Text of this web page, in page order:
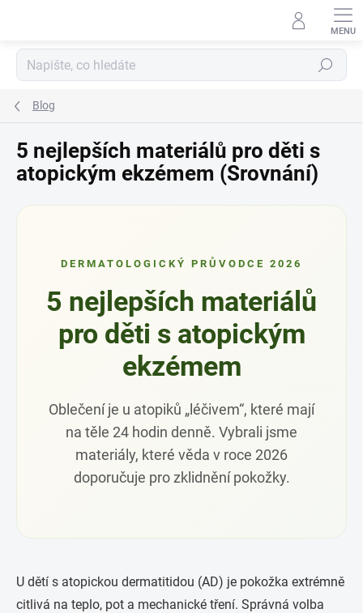
Hledat
Blog
5 nejlepších materiálů pro děti s
atopickým ekzémem (Srovnání)
DERMATOLOGICKÝ PRŮVODCE 2026
5 nejlepších materiálů
pro děti s atopickým
ekzémem
Oblečení je u atopiků „léčivem“, které mají
na těle 24 hodin denně. Vybrali jsme
materiály, které věda v roce 2026
doporučuje pro zklidnění pokožky.
U dětí s atopickou dermatitidou (AD) je pokožka extrémně
citlivá na teplo, pot a mechanické tření. Správná volba